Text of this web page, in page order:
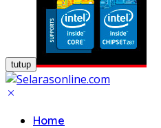
tutup
Home